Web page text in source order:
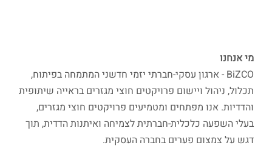
מי אנחנו
BiZCO - ארגון עסקי-חברתי יזמי חדשני המתמחה בפיתוח,
תכלול, ניהול ויישום פרויקטים חוצי מגזרים בראייה שיתופית
והדדיות. אנו מפתחים ומטמיעים פרויקטים חוצי מגזרים,
בעלי השפעה כלכלית-חברתית לצמיחה ואיתנות הדדית, תוך
דגש על צמצום פערים בחברה העסקית.